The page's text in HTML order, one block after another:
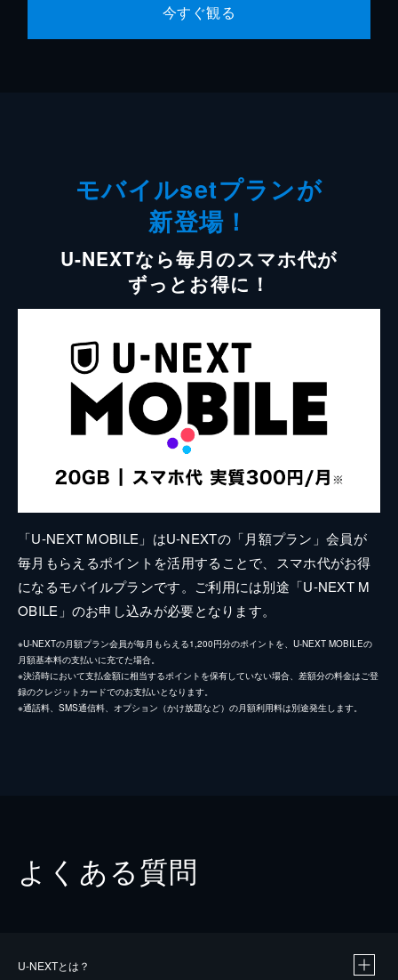
今すぐ観る
モバイルsetプランが
新登場！
U-NEXTなら毎月のスマホ代が
ずっとお得に！
「U-NEXT MOBILE」はU-NEXTの「月額プラン」会員が
毎月もらえるポイントを活用することで、スマホ代がお得
になるモバイルプランです。ご利用には別途「U-NEXT M
OBILE」のお申し込みが必要となります。
※U-NEXTの月額プラン会員が毎月もらえる1,200円分のポイントを、U-NEXT MOBILEの
月額基本料の支払いに充てた場合。
※決済時において支払金額に相当するポイントを保有していない場合、差額分の料金はご登
録のクレジットカードでのお支払いとなります。
※通話料、SMS通信料、オプション（かけ放題など）の月額利用料は別途発生します。
よくある質問
U-NEXTとは？